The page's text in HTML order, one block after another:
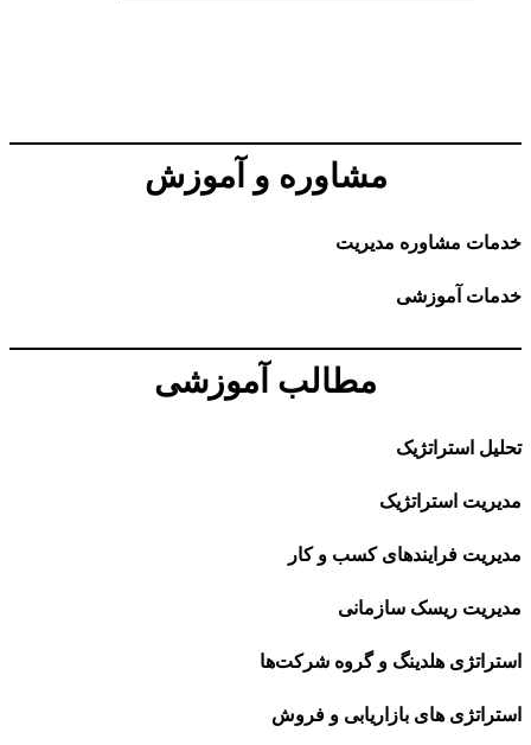
مشاوره و آموزش
خدمات مشاوره مدیریت
خدمات آموزشی
مطالب آموزشی
تحلیل استراتژیک
مدیریت استراتژیک
مدیریت فرایندهای کسب و کار
مدیریت ریسک سازمانی
استراتژی هلدینگ و گروه شرکت‌ها
استراتژی های بازاریابی و فروش